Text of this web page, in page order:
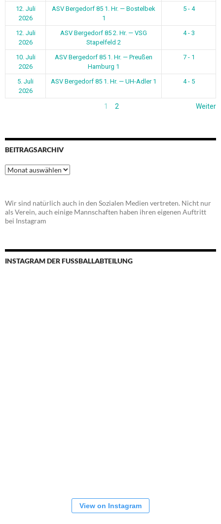
12. Juli
2026
ASV Bergedorf 85 1. Hr. — Bostelbek
1
5 - 4
12. Juli
2026
ASV Bergedorf 85 2. Hr. — VSG
Stapelfeld 2
4 - 3
10. Juli
2026
ASV Bergedorf 85 1. Hr. — Preußen
Hamburg 1
7 - 1
5. Juli
2026
ASV Bergedorf 85 1. Hr. — UH-Adler 1 4 - 5
1 2 Weiter
BEITRAGSARCHIV
Beitragsarchiv
Wir sind natürlich auch in den Sozialen Medien vertreten. Nicht nur
als Verein, auch einige Mannschaften haben ihren eigenen Auftritt
bei Instagram
INSTAGRAM DER FUSSBALLABTEILUNG
View on Instagram